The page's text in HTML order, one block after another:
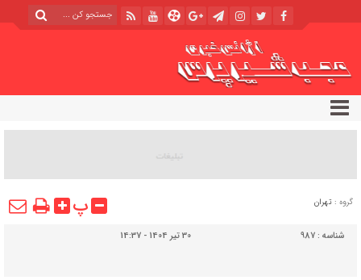
گروه : تهران پ
شناسه : 987 30 تیر 1404 - 14:37